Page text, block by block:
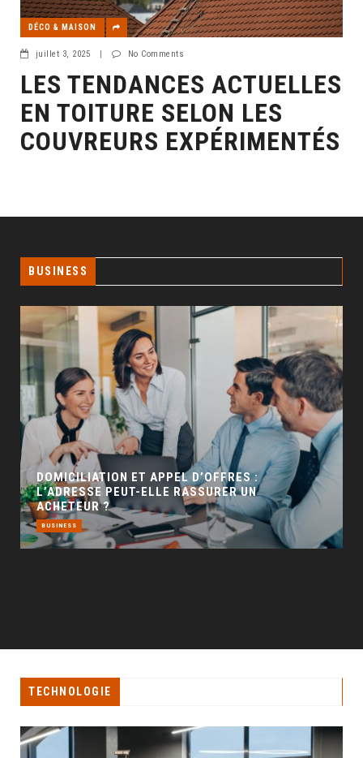
DÉCO & MAISON
juillet 3, 2025 No Comments
LES TENDANCES ACTUELLES
EN TOITURE SELON LES
COUVREURS EXPÉRIMENTÉS
BUSINESS
GÉO SEO : UN LEVIER INCONTOURNABLE POUR
LA VISIBILITÉ LOCALE
BUSINESS
TECHNOLOGIE